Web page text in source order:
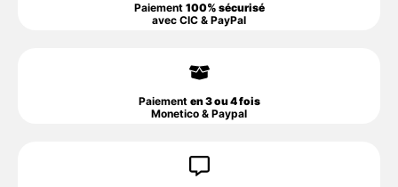
Paiement 100% sécurisé
avec CIC & PayPal
Paiement en 3 ou 4 fois
Monetico & Paypal